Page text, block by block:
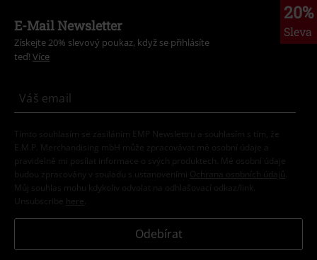
20%
Sleva
E-Mail Newsletter
Získejte 20% slevový poukaz, když se přihlásíte
teď! Více
Tímto souhlasím se zasíláním EMP Newslettru a souhlasím s tím, že
E.M.P. Merchandising mbH může zpracovávat mé osobní údaje a
pravidelně mi posílat informace o svých produktech. Mé osobní údaje
budou zpracovány v souladu s ustanoveními
Ochrana osobních údajů
Můj souhlas mohu kdykoliv odvolat na odhlašovací odkaz/link.
Unsubscribe here
Odebírat